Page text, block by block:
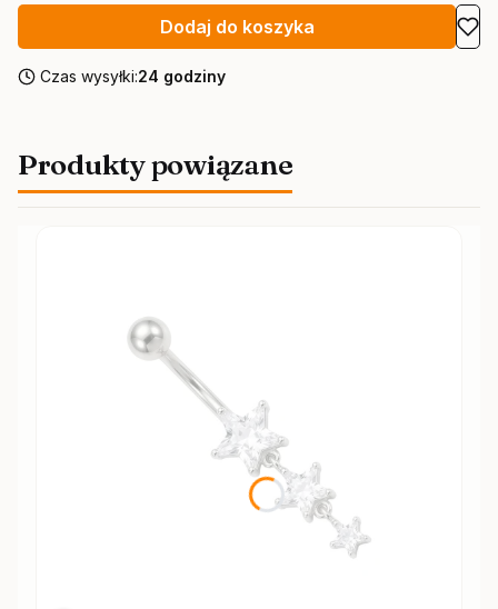
Dodaj do koszyka
Czas wysyłki:24 godziny
Produkty powiązane